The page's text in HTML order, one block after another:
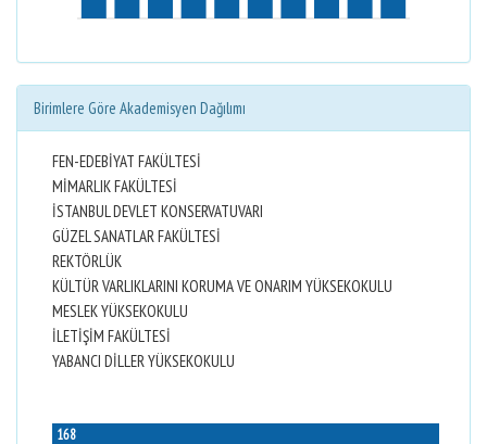
Birimlere Göre Akademisyen Dağılımı
FEN-EDEBİYAT FAKÜLTESİ
MİMARLIK FAKÜLTESİ
İSTANBUL DEVLET KONSERVATUVARI
GÜZEL SANATLAR FAKÜLTESİ
REKTÖRLÜK
KÜLTÜR VARLIKLARINI KORUMA VE ONARIM YÜKSEKOKULU
MESLEK YÜKSEKOKULU
İLETİŞİM FAKÜLTESİ
YABANCI DİLLER YÜKSEKOKULU
168